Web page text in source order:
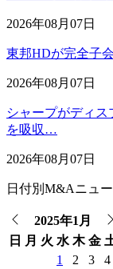
2026年08月07日
東邦HDが完全子
2026年08月07日
シャープがディ
を吸収…
2026年08月07日
日付別M&Aニュ
2025年1月
日
月 火 水 木 金
1
2 3
4